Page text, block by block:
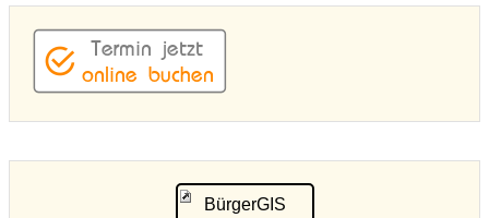
BürgerGIS